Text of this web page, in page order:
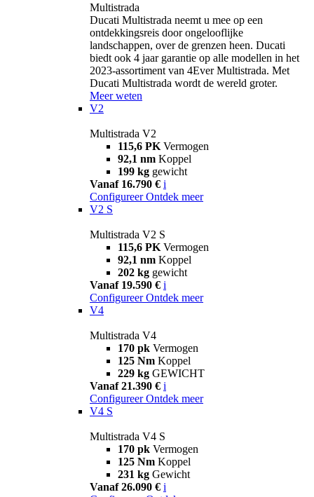
Multistrada
Ducati Multistrada neemt u mee op een
ontdekkingsreis door ongelooflijke
landschappen, over de grenzen heen. Ducati
biedt ook 4 jaar garantie op alle modellen in het
2023-assortiment van 4Ever Multistrada. Met
Ducati Multistrada wordt de wereld groter.
Meer weten
V2
Multistrada V2
115,6 PK Vermogen
92,1 nm Koppel
199 kg gewicht
Vanaf 16.790 € i
Configureer Ontdek meer
V2 S
Multistrada V2 S
115,6 PK Vermogen
92,1 nm Koppel
202 kg gewicht
Vanaf 19.590 € i
Configureer Ontdek meer
V4
Multistrada V4
170 pk Vermogen
125 Nm Koppel
229 kg GEWICHT
Vanaf 21.390 € i
Configureer Ontdek meer
V4 S
Multistrada V4 S
170 pk Vermogen
125 Nm Koppel
231 kg Gewicht
Vanaf 26.090 € i